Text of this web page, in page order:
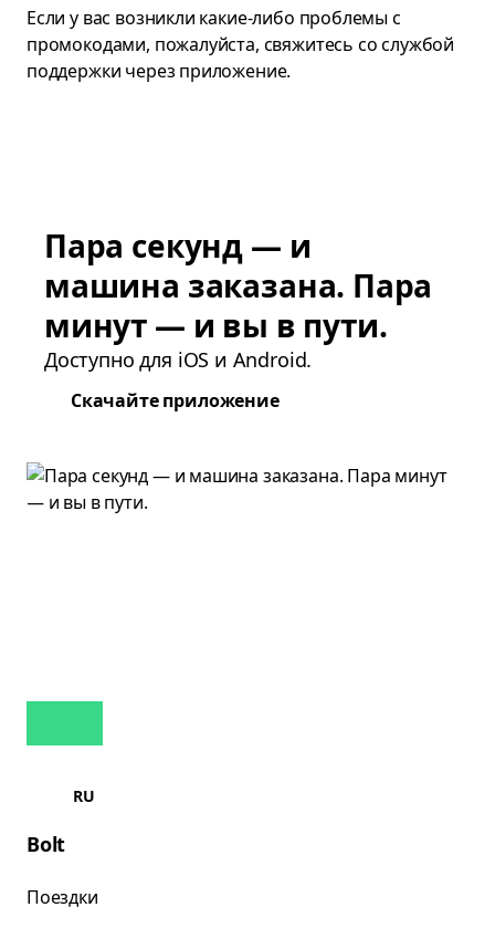
Если у вас возникли какие-либо проблемы с
промокодами, пожалуйста, свяжитесь со службой
поддержки через приложение.
Пара секунд — и
машина заказана. Пара
минут — и вы в пути.
Доступно для iOS и Android.
Скачайте приложение
RU
Bolt
Поездки